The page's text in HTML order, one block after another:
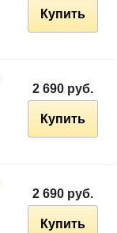
Купить
2 690 руб.
Купить
2 690 руб.
Купить